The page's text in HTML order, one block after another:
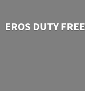
EROS DUTY FREE